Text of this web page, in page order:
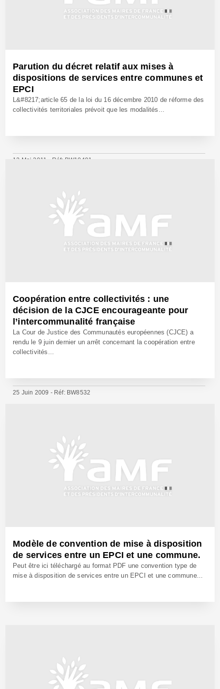
Parution du décret relatif aux mises à
dispositions de services entre communes et
EPCI
L&#8217;article 65 de la loi du 16 décembre 2010 de réforme des
collectivités territoriales prévoit que les modalités...
12 Mai 2011 - Réf: BW10401
Coopération entre collectivités : une
décision de la CJCE encourageante pour
l’intercommunalité française
La Cour de Justice des Communautés européennes (CJCE) a
rendu le 9 juin dernier un arrêt concernant la coopération entre
collectivités...
25 Juin 2009 - Réf: BW8532
Modèle de convention de mise à disposition
de services entre un EPCI et une commune.
Peut être ici téléchargé au format PDF une convention type de
mise à disposition de services entre un EPCI et une commune...